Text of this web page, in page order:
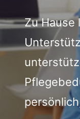
Zu Hause